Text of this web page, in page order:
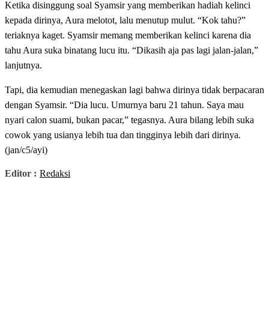
Ketika disinggung soal Syamsir yang memberikan hadiah kelinci
kepada dirinya, Aura melotot, lalu menutup mulut. “Kok tahu?”
teriaknya kaget. Syamsir memang memberikan kelinci karena dia
tahu Aura suka binatang lucu itu. “Dikasih aja pas lagi jalan-jalan,”
lanjutnya.
Tapi, dia kemudian menegaskan lagi bahwa dirinya tidak berpacaran
dengan Syamsir. “Dia lucu. Umurnya baru 21 tahun. Saya mau
nyari calon suami, bukan pacar,” tegasnya. Aura bilang lebih suka
cowok yang usianya lebih tua dan tingginya lebih dari dirinya.
(jan/c5/ayi)
Editor : Redaksi